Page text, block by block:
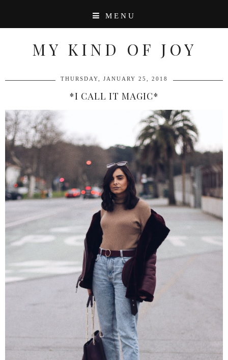
MENU
MY KIND OF JOY
THURSDAY, JANUARY 25, 2018
*I CALL IT MAGIC*